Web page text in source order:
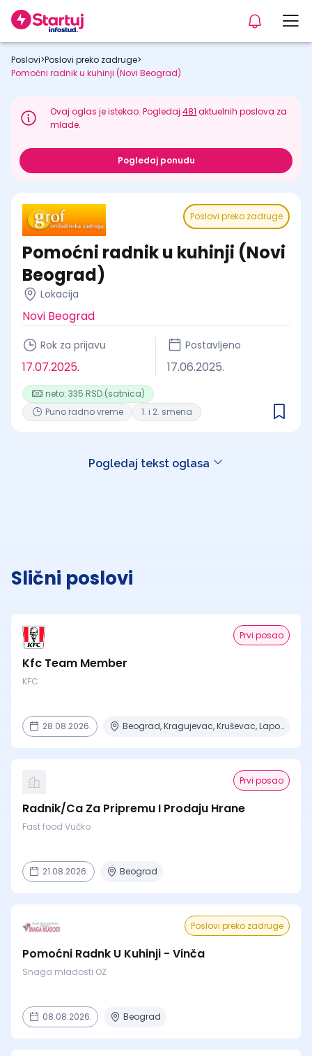
Poslovi>Poslovi preko zadruge>
Pomoćni radnik u kuhinji (Novi Beograd)
Ovaj oglas je istekao. Pogledaj481 aktuelnih poslova za
mlade.
Pogledaj ponudu
Poslovi preko zadruge
Pomoćni radnik u kuhinji (Novi
Beograd)
Lokacija
Novi Beograd
Rok za prijavu
17.07.2025.
Postavljeno
17.06.2025.
neto: 335 RSD (satnica)
Puno radno vreme
1. i 2. smena
Pogledaj tekst oglasa
Slični poslovi
Prvi posao
Kfc Team Member
KFC
28.08.2026. Beograd, Kragujevac, Kruševac, Lapovo, Niš + 4 mesta
Prvi posao
Radnik/Ca Za Pripremu I Prodaju Hrane
Fast food Vučko
21.08.2026. Beograd
Poslovi preko zadruge
Pomoćni Radnk U Kuhinji - Vinča
Snaga mladosti OZ
08.08.2026. Beograd